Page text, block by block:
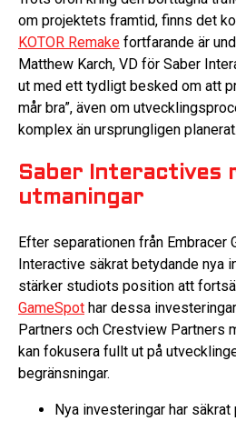
om projektets framtid, finns det
KOTOR Remake fortfarande är
Matthew Karch, VD för Saber
ut med ett tydligt besked om att
mår bra”, även om
komplex än ursprungligen planerat.
Saber Interactives
utmaningar
Efter separationen från Embracer
Interactive säkrat betydande nya
stärker studiots position att
GameSpot har dessa
Partners och Crestview Partners
kan fokusera fullt ut på
begränsningar.
Nya investeringar har